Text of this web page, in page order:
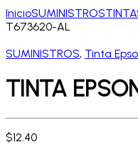
InicioSUMINISTROS
T673620-AL
SUMINISTROS, Tinta
TINTA
$12.40